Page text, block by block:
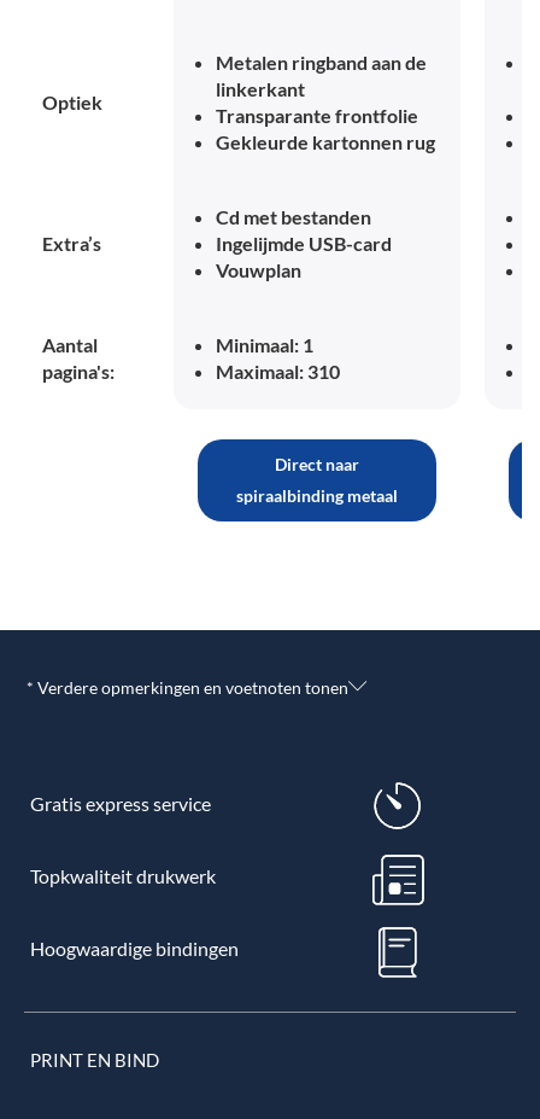
Optiek
Metalen ringband aan de
linkerkant
Transparante frontfolie
Gekleurde kartonnen rug
Extra’s
Cd met bestanden
Ingelijmde USB-card
Vouwplan
Aantal
pagina's:
Minimaal: 1
Maximaal: 310
Direct naar
spiraalbinding metaal
* Verdere opmerkingen en voetnoten tonen
Gratis express service
Topkwaliteit drukwerk
Hoogwaardige bindingen
PRINT EN BIND